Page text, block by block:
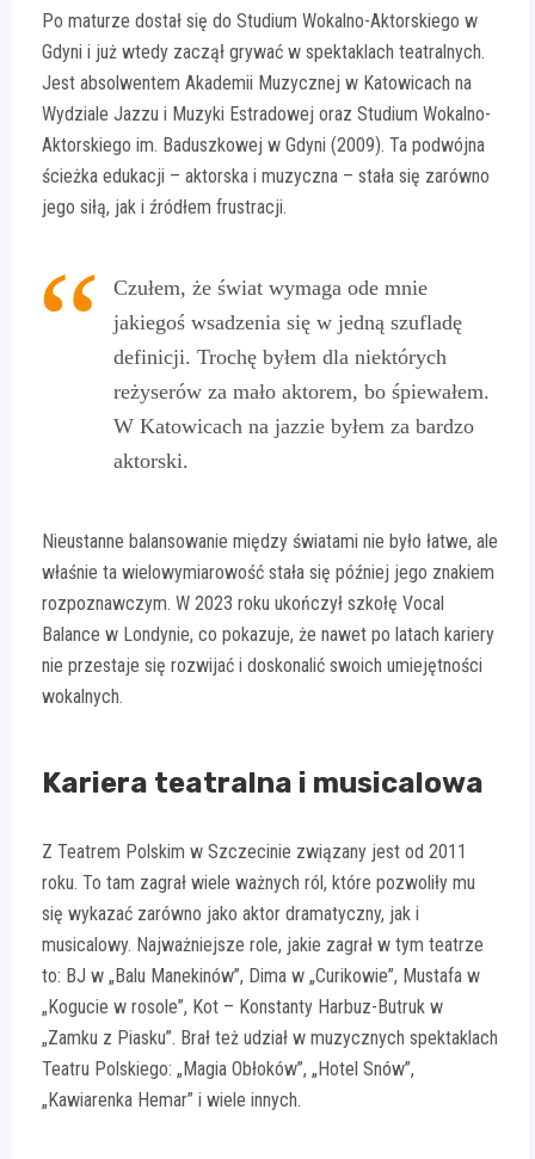
Po maturze dostał się do Studium Wokalno-Aktorskiego w
Gdyni i już wtedy zaczął grywać w spektaklach teatralnych.
Jest absolwentem Akademii Muzycznej w Katowicach na
Wydziale Jazzu i Muzyki Estradowej oraz Studium Wokalno-
Aktorskiego im. Baduszkowej w Gdyni (2009). Ta podwójna
ścieżka edukacji – aktorska i muzyczna – stała się zarówno
jego siłą, jak i źródłem frustracji.
Czułem, że świat wymaga ode mnie
jakiegoś wsadzenia się w jedną szufladę
definicji. Trochę byłem dla niektórych
reżyserów za mało aktorem, bo śpiewałem.
W Katowicach na jazzie byłem za bardzo
aktorski.
Nieustanne balansowanie między światami nie było łatwe, ale
właśnie ta wielowymiarowość stała się później jego znakiem
rozpoznawczym. W 2023 roku ukończył szkołę Vocal
Balance w Londynie, co pokazuje, że nawet po latach kariery
nie przestaje się rozwijać i doskonalić swoich umiejętności
wokalnych.
Kariera teatralna i musicalowa
Z Teatrem Polskim w Szczecinie związany jest od 2011
roku. To tam zagrał wiele ważnych ról, które pozwoliły mu
się wykazać zarówno jako aktor dramatyczny, jak i
musicalowy. Najważniejsze role, jakie zagrał w tym teatrze
to: BJ w „Balu Manekinów”, Dima w „Curikowie”, Mustafa w
„Kogucie w rosole”, Kot – Konstanty Harbuz-Butruk w
„Zamku z Piasku”. Brał też udział w muzycznych spektaklach
Teatru Polskiego: „Magia Obłoków”, „Hotel Snów”,
„Kawiarenka Hemar” i wiele innych.